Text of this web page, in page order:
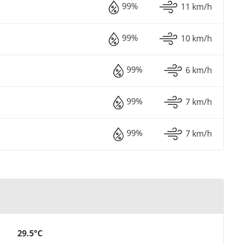
99% 11 km/h
99% 10 km/h
99% 6 km/h
99% 7 km/h
99% 7 km/h
29.5°C